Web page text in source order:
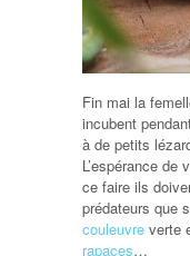
Fin mai la
incubent
à de petits
L’espérance de
ce faire ils
prédateurs que
couleuvre verte
rapaces…